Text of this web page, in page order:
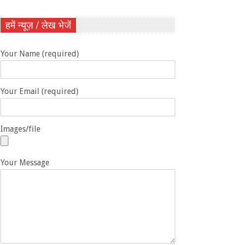
हमें न्यूज़ / लेख भेजें
Your Name (required)
Your Email (required)
Images/file
Your Message